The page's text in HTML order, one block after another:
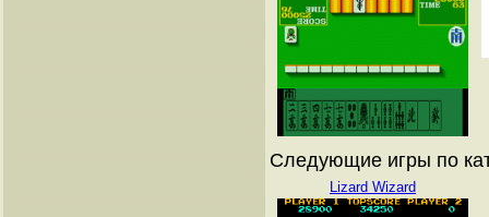
Следующие игры по
Lizard Wizard